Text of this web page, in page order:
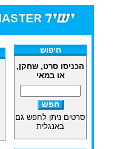
חיפוש
הכניסו סרט, שחקן,
או במאי
סרטים ניתן לחפש גם
באנגלית